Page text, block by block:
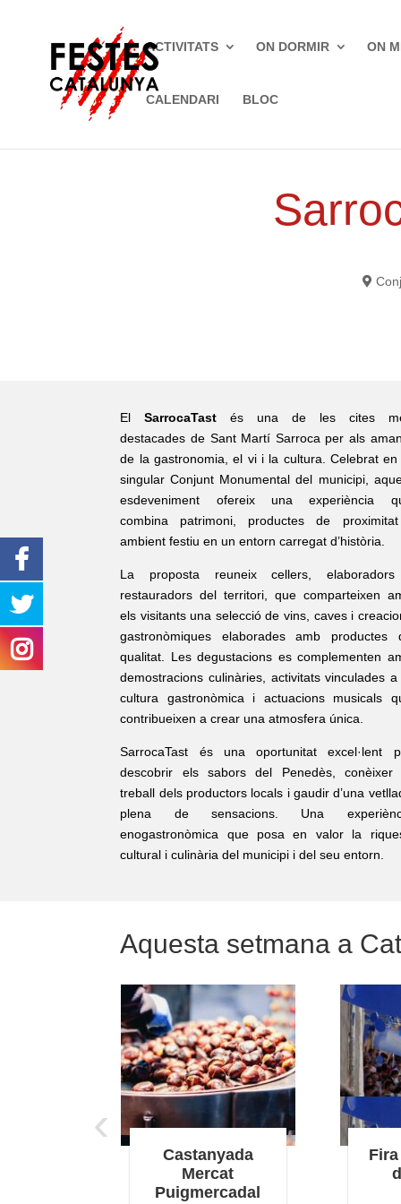
ACTIVITATS ON DORMIR ON
CALENDARI BLOC
ElSarrocaTast és una de les cites
destacades de Sant Martí Sarroca per als
de la gastronomia, el vi i la cultura. Celebrat en
singular Conjunt Monumental del municipi,
esdeveniment ofereix una experiència
combina patrimoni, productes de
ambient festiu en un entorn carregat d’història.
La proposta reuneix cellers,
restauradors del territori, que comparteixen
els visitants una selecció de vins, caves i
gastronòmiques elaborades amb productes
qualitat. Les degustacions es complementen
demostracions culinàries, activitats vinculades a
cultura gastronòmica i actuacions musicals
contribueixen a crear una atmosfera única.
SarrocaTast és una oportunitat excel·lent
descobrir els sabors del Penedès, conèixer
treball dels productors locals i gaudir d’una
plena de sensacions. Una
enogastronòmica que posa en valor la
cultural i culinària del municipi i del seu entorn.
Aquesta setmana a
Castanyada
Mercat
Puigmercadal
‹